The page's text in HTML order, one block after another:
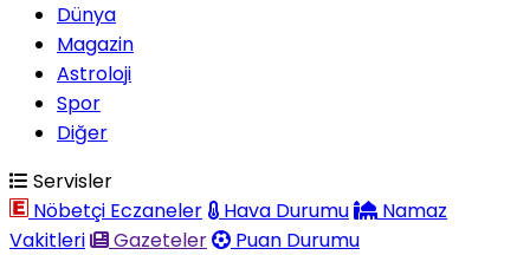
Dünya
Magazin
Astroloji
Spor
Diğer
Servisler
Nöbetçi Eczaneler
Hava Durumu
Namaz
Vakitleri
Gazeteler
Puan Durumu